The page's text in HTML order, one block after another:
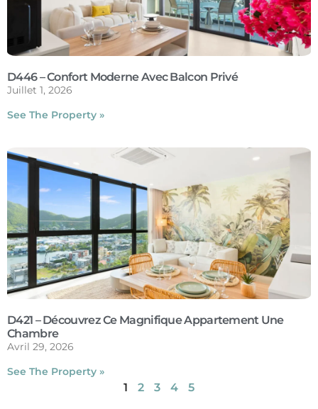
D446 – Confort Moderne Avec Balcon Privé
Juillet 1, 2026
See The Property »
D421 – Découvrez Ce Magnifique Appartement Une
Chambre
Avril 29, 2026
See The Property »
1 2 3 4 5